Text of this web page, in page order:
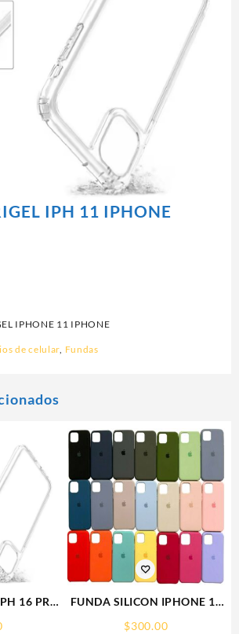
IPH 11 IPHONE
IPHONE 11 IPHONE
de celular, Fundas
16 PRO
FUNDA SILICON IPHONE 13
$300.00